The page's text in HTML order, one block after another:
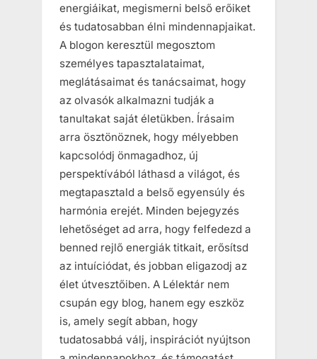
energiáikat, megismerni belső erőiket
és tudatosabban élni mindennapjaikat.
A blogon keresztül megosztom
személyes tapasztalataimat,
meglátásaimat és tanácsaimat, hogy
az olvasók alkalmazni tudják a
tanultakat saját életükben. Írásaim
arra ösztönöznek, hogy mélyebben
kapcsolódj önmagadhoz, új
perspektívából láthasd a világot, és
megtapasztald a belső egyensúly és
harmónia erejét. Minden bejegyzés
lehetőséget ad arra, hogy felfedezd a
benned rejlő energiák titkait, erősítsd
az intuíciódat, és jobban eligazodj az
élet útvesztőiben. A Lélektár nem
csupán egy blog, hanem egy eszköz
is, amely segít abban, hogy
tudatosabbá válj, inspirációt nyújtson